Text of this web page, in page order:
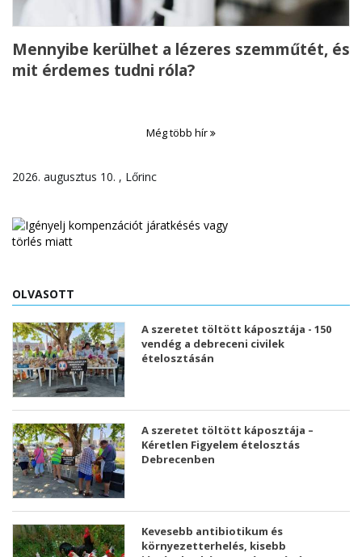
Mennyibe kerülhet a lézeres szemműtét, és
mit érdemes tudni róla?
Még több hír
2026. augusztus 10. , Lőrinc
OLVASOTT
A szeretet töltött káposztája - 150
vendég a debreceni civilek
ételosztásán
A szeretet töltött káposztája –
Kéretlen Figyelem ételosztás
Debrecenben
Kevesebb antibiotikum és
környezetterhelés, kisebb